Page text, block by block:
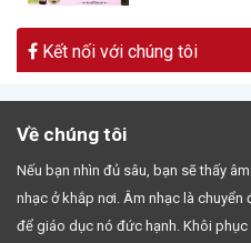
Kết nối với chúng tôi
Về chúng tôi
Nếu bạn nhìn đủ sâu, bạn sẽ thấy
nhạc ở khắp nơi. Âm nhạc là
để giáo dục nó đức hạnh. Khôi